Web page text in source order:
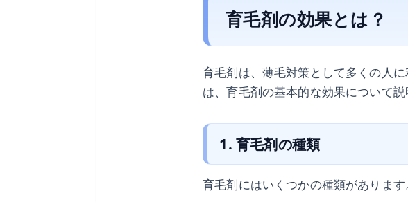
育毛剤の効果とは？
育毛剤は、薄毛対策として多くの人
は、育毛剤の基本的な効果について説
1. 育毛剤の種類
育毛剤にはいくつかの種類がありま